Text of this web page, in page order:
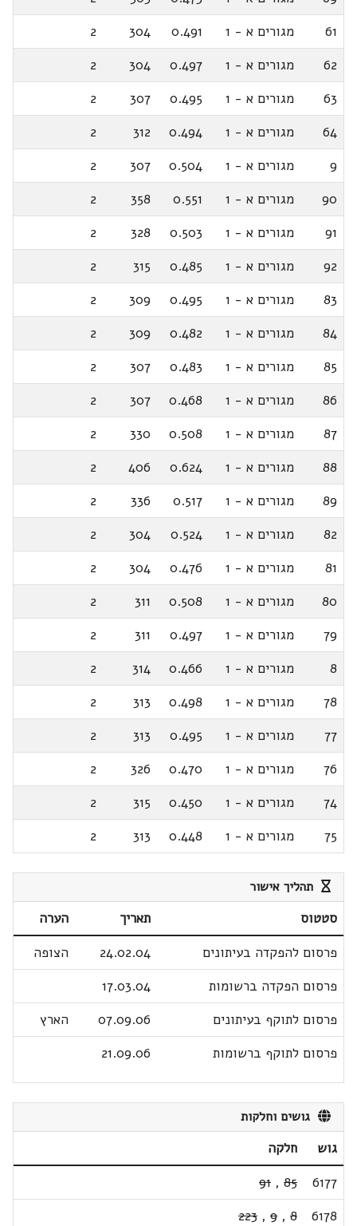
61
מגורים א - 1 0.491
304
2
62
מגורים א - 1 0.497
304
2
63
מגורים א - 1 0.495
307
2
64
מגורים א - 1 0.494
312
2
9
מגורים א - 1 0.504
307
2
90
מגורים א - 1 0.551
358
2
91
מגורים א - 1 0.503
328
2
92
מגורים א - 1 0.485
315
2
83
מגורים א - 1 0.495
309
2
84
מגורים א - 1 0.482
309
2
85
מגורים א - 1 0.483
307
2
86
מגורים א - 1 0.468
307
2
87
מגורים א - 1 0.508
330
2
88
מגורים א - 1 0.624
406
2
89
מגורים א - 1 0.517
336
2
82
מגורים א - 1 0.524
304
2
81
מגורים א - 1 0.476
304
2
80
מגורים א - 1 0.508
311
2
79
מגורים א - 1 0.497
311
2
8
מגורים א - 1 0.466
314
2
78
מגורים א - 1 0.498
313
2
77
מגורים א - 1 0.495
313
2
76
מגורים א - 1 0.470
326
2
74
מגורים א - 1 0.450
315
2
75
מגורים א - 1 0.448
313
2
תהליך אישור
סטטוס תאריך
הערה
פרסום להפקדה בעיתונים
24.02.04
הצופה
פרסום הפקדה ברשומות
17.03.04
פרסום לתוקף בעיתונים
07.09.06
הארץ
פרסום לתוקף ברשומות
21.09.06
גושים וחלקות
גוש
חלקה
6177
85
,
91
6178
8
,
9
,
223